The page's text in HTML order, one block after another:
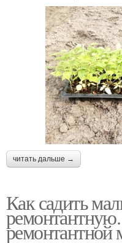
читать дальше →
Как садить